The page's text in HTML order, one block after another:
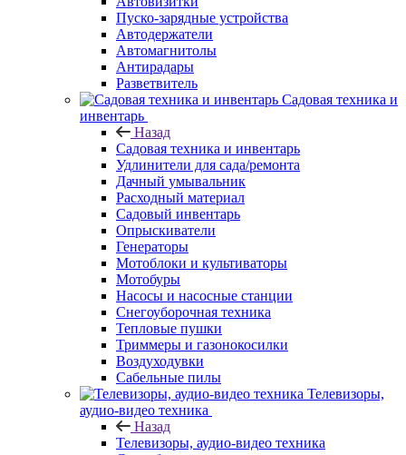
Пуско-зарядные устройства
Автодержатели
Автомагнитолы
Антирадары
Разветвитель
Садовая техника и
инвентарь
Назад
Садовая техника и инвентарь
Удлинители для сада/ремонта
Дачный умывальник
Расходный материал
Садовый инвентарь
Опрыскиватели
Генераторы
Мотоблоки и культиваторы
Мотобуры
Насосы и насосные станции
Снегоуборочная техника
Тепловые пушки
Триммеры и газонокосилки
Воздуходувки
Сабельные пилы
Телевизоры,
аудио-видео техника
Назад
Телевизоры, аудио-видео техника